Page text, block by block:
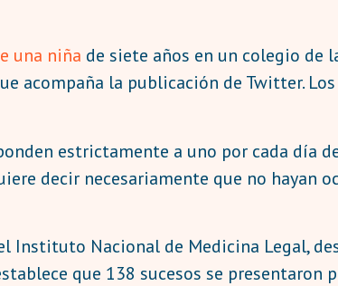
una niña de siete años en un colegio de
acompaña la publicación de Twitter.
estrictamente a uno por cada día
decir necesariamente que no hayan
Instituto Nacional de Medicina Legal,
que 138 sucesos se presentaron